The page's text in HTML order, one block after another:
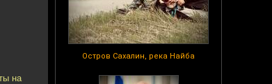
Остров Сахалин, река Найба
на